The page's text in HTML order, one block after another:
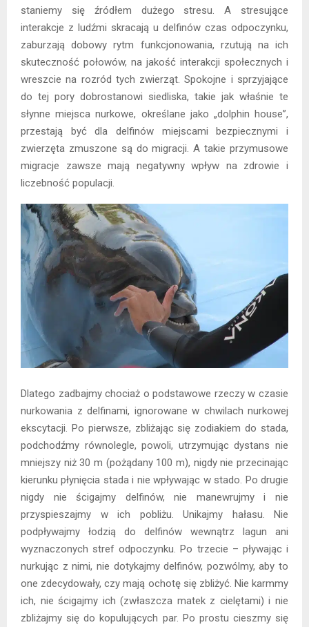
staniemy się źródłem dużego stresu. A stresujące
interakcje z ludźmi skracają u delfinów czas odpoczynku,
zaburzają dobowy rytm funkcjonowania, rzutują na ich
skuteczność połowów, na jakość interakcji społecznych i
wreszcie na rozród tych zwierząt. Spokojne i sprzyjające
do tej pory dobrostanowi siedliska, takie jak właśnie te
słynne miejsca nurkowe, określane jako „dolphin house”,
przestają być dla delfinów miejscami bezpiecznymi i
zwierzęta zmuszone są do migracji. A takie przymusowe
migracje zawsze mają negatywny wpływ na zdrowie i
liczebność populacji.
Dlatego zadbajmy chociaż o podstawowe rzeczy w czasie
nurkowania z delfinami, ignorowane w chwilach nurkowej
ekscytacji. Po pierwsze, zbliżając się zodiakiem do stada,
podchodźmy równolegle, powoli, utrzymując dystans nie
mniejszy niż 30 m (pożądany 100 m), nigdy nie przecinając
kierunku płynięcia stada i nie wpływając w stado. Po drugie
nigdy nie ścigajmy delfinów, nie manewrujmy i nie
przyspieszajmy w ich pobliżu. Unikajmy hałasu. Nie
podpływajmy łodzią do delfinów wewnątrz lagun ani
wyznaczonych stref odpoczynku. Po trzecie – pływając i
nurkując z nimi, nie dotykajmy delfinów, pozwólmy, aby to
one zdecydowały, czy mają ochotę się zbliżyć. Nie karmmy
ich, nie ścigajmy ich (zwłaszcza matek z cielętami) i nie
zbliżajmy się do kopulujących par. Po prostu cieszmy się